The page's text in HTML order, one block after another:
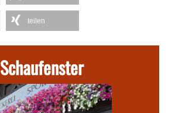
teilen
Schaufenster